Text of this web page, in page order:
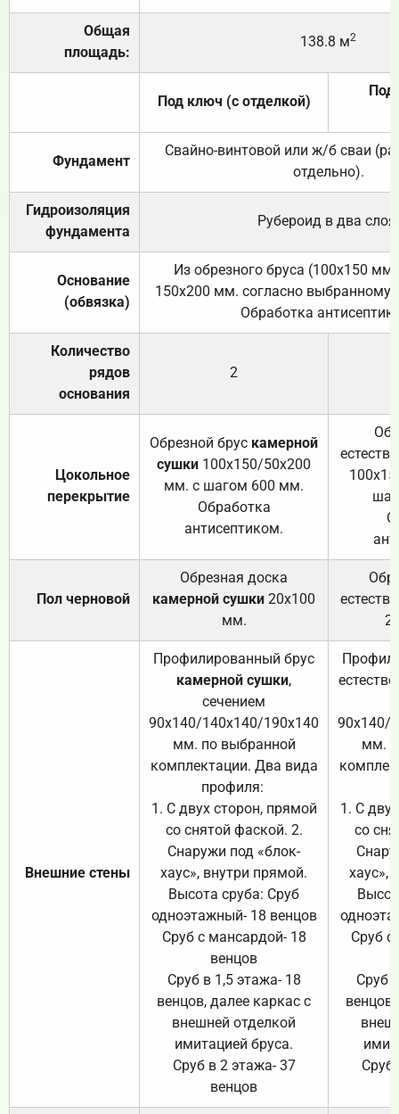
Общая
площадь:
138.8 м2
Под ключ (с отделкой)
Под
Фундамент
Свайно-винтовой или ж/б сваи
отдельно).
Гидроизоляция
фундамента
Рубероид в два слоя.
Основание
(обвязка)
Из обрезного бруса (100х150
150х200 мм. согласно выбранному
Обработка
Количество
рядов
основания
2
Цокольное
перекрытие
Обрезной брус камерной
сушки 100х150/50х200
мм. с шагом 600 мм.
Обработка
антисептиком.
Пол черновой
Обрезная доска
камерной сушки 20х100
мм.
Внешние стены
Профилированный брус
камерной сушки,
сечением
90х140/140х140/190х140
мм. по выбранной
комплектации. Два вида
профиля:
1. С двух сторон, прямой
со снятой фаской. 2.
Снаружи под «блок-
хаус», внутри прямой.
Высота сруба: Сруб
одноэтажный- 18 венцов
Сруб с мансардой- 18
венцов
Сруб в 1,5 этажа- 18
венцов, далее каркас с
внешней отделкой
имитацией бруса.
Сруб в 2 этажа- 37
венцов
90х140/
мм.
1. С
со
хаус»,
Сруб с
Сруб
Сруб